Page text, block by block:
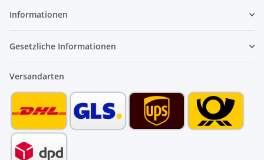
Informationen
Gesetzliche Informationen
Versandarten